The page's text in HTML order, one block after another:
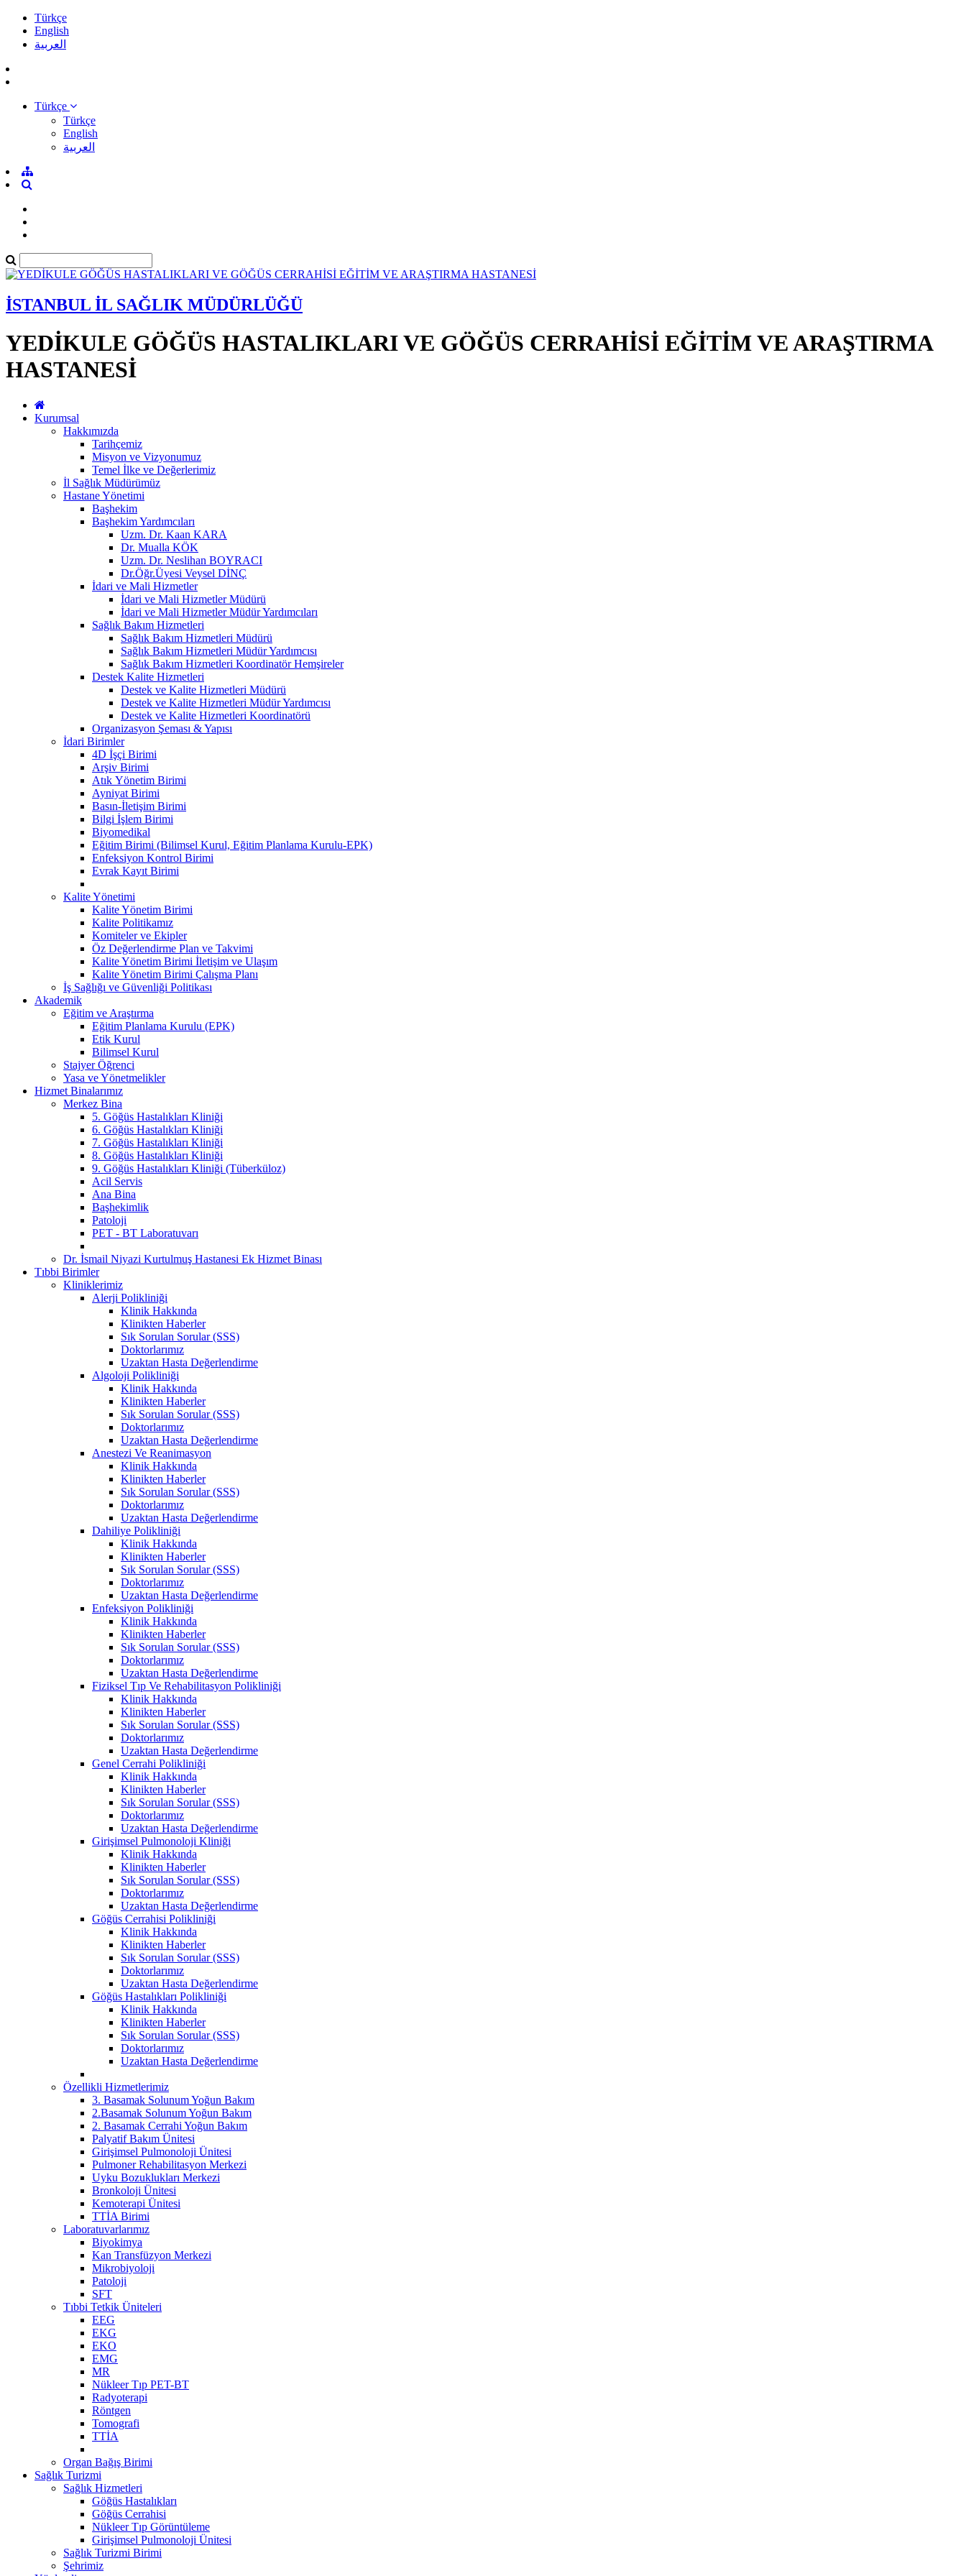
Türkçe
English
العربية
Türkçe
Türkçe
English
العربية
İSTANBUL İL SAĞLIK MÜDÜRLÜĞÜ
YEDİKULE GÖĞÜS HASTALIKLARI VE GÖĞÜS CERRAHİSİ EĞİTİM VE ARAŞTIRMA
HASTANESİ
Kurumsal
Hakkımızda
Tarihçemiz
Misyon ve Vizyonumuz
Temel İlke ve Değerlerimiz
İl Sağlık Müdürümüz
Hastane Yönetimi
Başhekim
Başhekim Yardımcıları
Uzm. Dr. Kaan KARA
Dr. Mualla KÖK
Uzm. Dr. Neslihan BOYRACI
Dr.Öğr.Üyesi Veysel DİNÇ
İdari ve Mali Hizmetler
İdari ve Mali Hizmetler Müdürü
İdari ve Mali Hizmetler Müdür Yardımcıları
Sağlık Bakım Hizmetleri
Sağlık Bakım Hizmetleri Müdürü
Sağlık Bakım Hizmetleri Müdür Yardımcısı
Sağlık Bakım Hizmetleri Koordinatör Hemşireler
Destek Kalite Hizmetleri
Destek ve Kalite Hizmetleri Müdürü
Destek ve Kalite Hizmetleri Müdür Yardımcısı
Destek ve Kalite Hizmetleri Koordinatörü
Organizasyon Şeması & Yapısı
İdari Birimler
4D İşçi Birimi
Arşiv Birimi
Atık Yönetim Birimi
Ayniyat Birimi
Basın-İletişim Birimi
Bilgi İşlem Birimi
Biyomedikal
Eğitim Birimi (Bilimsel Kurul, Eğitim Planlama Kurulu-EPK)
Enfeksiyon Kontrol Birimi
Evrak Kayıt Birimi
Kalite Yönetimi
Kalite Yönetim Birimi
Kalite Politikamız
Komiteler ve Ekipler
Öz Değerlendirme Plan ve Takvimi
Kalite Yönetim Birimi İletişim ve Ulaşım
Kalite Yönetim Birimi Çalışma Planı
İş Sağlığı ve Güvenliği Politikası
Akademik
Eğitim ve Araştırma
Eğitim Planlama Kurulu (EPK)
Etik Kurul
Bilimsel Kurul
Stajyer Öğrenci
Yasa ve Yönetmelikler
Hizmet Binalarımız
Merkez Bina
5. Göğüs Hastalıkları Kliniği
6. Göğüs Hastalıkları Kliniği
7. Göğüs Hastalıkları Kliniği
8. Göğüs Hastalıkları Kliniği
9. Göğüs Hastalıkları Kliniği (Tüberküloz)
Acil Servis
Ana Bina
Başhekimlik
Patoloji
PET - BT Laboratuvarı
Dr. İsmail Niyazi Kurtulmuş Hastanesi Ek Hizmet Binası
Tıbbi Birimler
Kliniklerimiz
Alerji Polikliniği
Klinik Hakkında
Klinikten Haberler
Sık Sorulan Sorular (SSS)
Doktorlarımız
Uzaktan Hasta Değerlendirme
Algoloji Polikliniği
Klinik Hakkında
Klinikten Haberler
Sık Sorulan Sorular (SSS)
Doktorlarımız
Uzaktan Hasta Değerlendirme
Anestezi Ve Reanimasyon
Klinik Hakkında
Klinikten Haberler
Sık Sorulan Sorular (SSS)
Doktorlarımız
Uzaktan Hasta Değerlendirme
Dahiliye Polikliniği
Klinik Hakkında
Klinikten Haberler
Sık Sorulan Sorular (SSS)
Doktorlarımız
Uzaktan Hasta Değerlendirme
Enfeksiyon Polikliniği
Klinik Hakkında
Klinikten Haberler
Sık Sorulan Sorular (SSS)
Doktorlarımız
Uzaktan Hasta Değerlendirme
Fiziksel Tıp Ve Rehabilitasyon Polikliniği
Klinik Hakkında
Klinikten Haberler
Sık Sorulan Sorular (SSS)
Doktorlarımız
Uzaktan Hasta Değerlendirme
Genel Cerrahi Polikliniği
Klinik Hakkında
Klinikten Haberler
Sık Sorulan Sorular (SSS)
Doktorlarımız
Uzaktan Hasta Değerlendirme
Girişimsel Pulmonoloji Kliniği
Klinik Hakkında
Klinikten Haberler
Sık Sorulan Sorular (SSS)
Doktorlarımız
Uzaktan Hasta Değerlendirme
Göğüs Cerrahisi Polikliniği
Klinik Hakkında
Klinikten Haberler
Sık Sorulan Sorular (SSS)
Doktorlarımız
Uzaktan Hasta Değerlendirme
Göğüs Hastalıkları Polikliniği
Klinik Hakkında
Klinikten Haberler
Sık Sorulan Sorular (SSS)
Doktorlarımız
Uzaktan Hasta Değerlendirme
Özellikli Hizmetlerimiz
3. Basamak Solunum Yoğun Bakım
2.Basamak Solunum Yoğun Bakım
2. Basamak Cerrahi Yoğun Bakım
Palyatif Bakım Ünitesi
Girişimsel Pulmonoloji Ünitesi
Pulmoner Rehabilitasyon Merkezi
Uyku Bozuklukları Merkezi
Bronkoloji Ünitesi
Kemoterapi Ünitesi
TTİA Birimi
Laboratuvarlarımız
Biyokimya
Kan Transfüzyon Merkezi
Mikrobiyoloji
Patoloji
SFT
Tıbbi Tetkik Üniteleri
EEG
EKG
EKO
EMG
MR
Nükleer Tıp PET-BT
Radyoterapi
Röntgen
Tomografi
TTİA
Organ Bağış Birimi
Sağlık Turizmi
Sağlık Hizmetleri
Göğüs Hastalıkları
Göğüs Cerrahisi
Nükleer Tıp Görüntüleme
Girişimsel Pulmonoloji Ünitesi
Sağlık Turizmi Birimi
Şehrimiz